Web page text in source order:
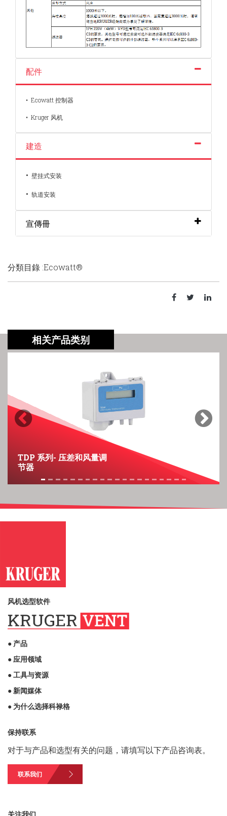
配件
• Ecowatt 控制器
• Kruger 风机
建造
• 壁挂式安装
• 轨道安装
宣傳冊
分類目錄 :Ecowatt®
相关产品类别
TDP 系列- 压差和风量调
节器
Previous Next
风机选型软件
● 产品
● 应用领域
● 工具与资源
● 新闻媒体
● 为什么选择科禄格
保持联系
对于与产品和选型有关的问题，请填写以下产品咨询表。
联系我们
关注我们